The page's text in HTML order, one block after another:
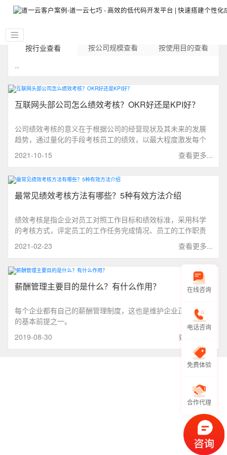
按行业查看 按公司规模查看 按使用目的查看
互联网头部公司怎么绩效考核？OKR好还是KPI好？
公司绩效考核的意义在于根据公司的经营现状及其未来的发展
趋势，通过量化的手段考核员工的绩效，以最大程度激发每个
岗位员工的积极性，市面上常见的手段有OKR和KPI，究竟该选
择哪一种绩效考核方法？
查看更多...
2021-10-15
最常见绩效考核方法有哪些？5种有效方法介绍
绩效考核是指企业对员工对照工作目标和绩效标准，采用科学
的考核方式，评定员工的工作任务完成情况、员工的工作职责
履行程度和员工的发展情况，并且将评定结果反馈给员工的过
程。它是企业绩效管理中的一个环节，也是人力资源部门的核
查看更多...
2021-02-23
薪酬管理主要目的是什么？有什么作用？
每个企业都有自己的薪酬管理制度，这也是维护企业正常运转
的基本前提之一。
查看更多...
2019-08-30
在线咨询
电话咨询
免费体验
合作代理